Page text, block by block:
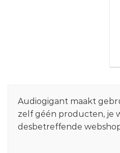
Audiogigant maakt
zelf géén producten, je
desbetreffende